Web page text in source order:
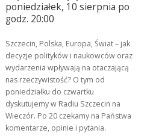
poniedziałek, 10 sierpnia po
godz. 20:00
Szczecin, Polska, Europa, Świat – jak
decyzje polityków i naukowców oraz
wydarzenia wpływają na otaczającą
nas rzeczywistość? O tym od
poniedziałku do czwartku
dyskutujemy w Radiu Szczecin na
Wieczór. Po 20 czekamy na Państwa
komentarze, opinie i pytania.